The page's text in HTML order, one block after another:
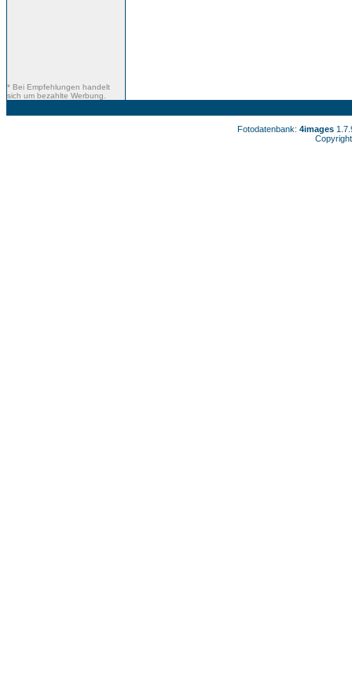
* Bei Empfehlungen handelt
sich um bezahlte Werbung.
Fotodatenbank: 4images